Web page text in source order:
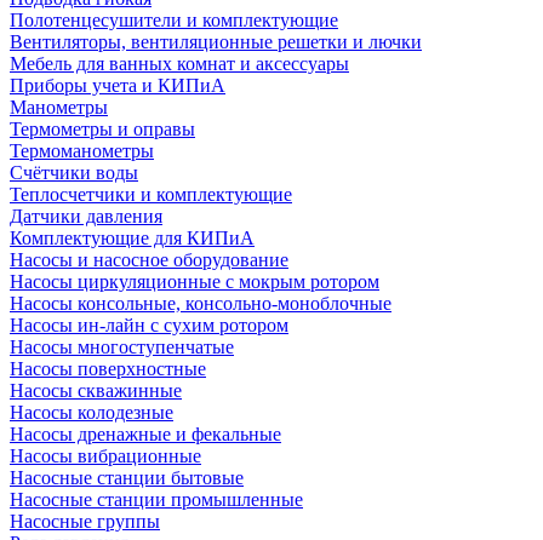
Полотенцесушители и комплектующие
Вентиляторы, вентиляционные решетки и лючки
Мебель для ванных комнат и аксессуары
Приборы учета и КИПиА
Манометры
Термометры и оправы
Термоманометры
Счётчики воды
Теплосчетчики и комплектующие
Датчики давления
Комплектующие для КИПиА
Насосы и насосное оборудование
Насосы циркуляционные с мокрым ротором
Насосы консольные, консольно-моноблочные
Насосы ин-лайн с сухим ротором
Насосы многоступенчатые
Насосы поверхностные
Насосы скважинные
Насосы колодезные
Насосы дренажные и фекальные
Насосы вибрационные
Насосные станции бытовые
Насосные станции промышленные
Насосные группы